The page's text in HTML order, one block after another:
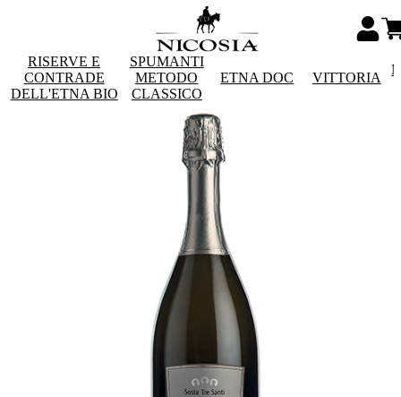
RISERVE E
CONTRADE
DELL'ETNA BIO
SPUMANTI
METODO
CLASSICO
ETNA DOC VITTORIA